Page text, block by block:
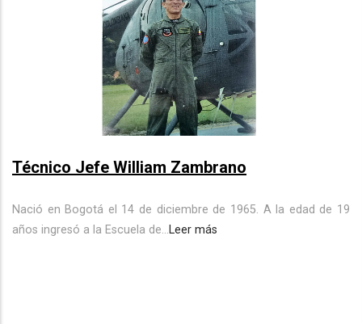
Técnico Jefe William Zambrano
Nació en Bogotá el 14 de diciembre de 1965. A la edad de 19
años ingresó a la Escuela de...Leer más